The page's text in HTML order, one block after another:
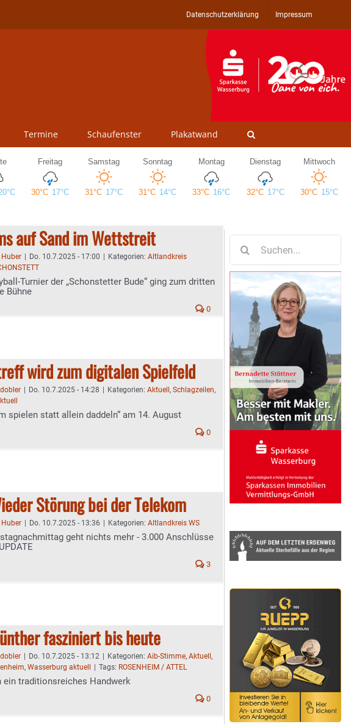
Datenschutzerklärung Impressum
Termine Schaufenster Plakatwand
auf Sand im Wettstreit
Do. 10.7.2025 - 17:00 Kategorien: Altlandkreis
Turnier der „Schonstetter Bude“ ging zum dritten
Bühne
0
wird zum digitalen Spielfeld
Do. 10.7.2025 - 14:28 Kategorien: Aktuell , Schlagzeilen,
spielen statt allein daddeln“ am 14. August
0
Störung bei der Telekom
Do. 10.7.2025 - 13:36 Kategorien: Altlandkreis WS
geht nichts mehr - 3.000 Anschlüsse
3
fasziniert bis heute
Do. 10.7.2025 - 13:12 Kategorien: Aib-Stimme, Aktuell ,
, Wasserburg aktuell Tags: ROSENHEIM / ATTEL
ein traditionsreiches Handwerk
0
nach: